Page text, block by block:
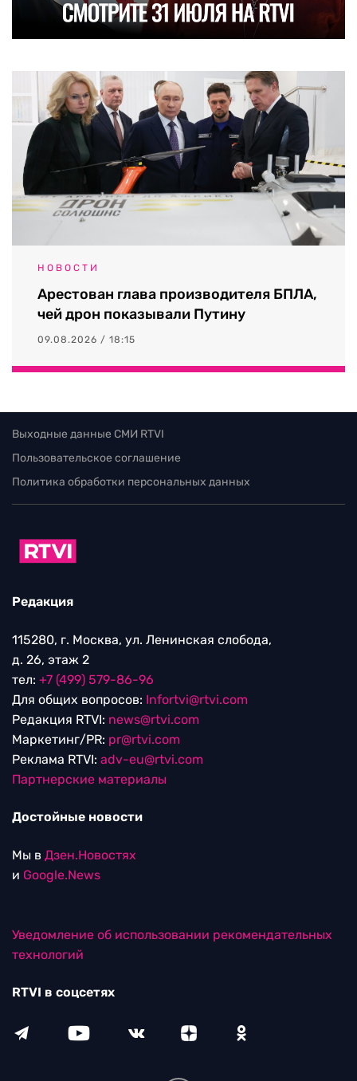
НОВОСТИ
Арестован глава производителя БПЛА,
чей дрон показывали Путину
09.08.2026 / 18:15
Выходные данные СМИ RTVI
Пользовательское соглашение
Политика обработки персональных данных
Редакция
115280, г. Москва, ул. Ленинская слобода,
д. 26, этаж 2
тел: +7 (499) 579-86-96
Для общих вопросов: Infortvi@rtvi.com
Редакция RTVI: news@rtvi.com
Маркетинг/PR: pr@rtvi.com
Реклама RTVI: adv-eu@rtvi.com
Партнерские материалы
Достойные новости
Мы в Дзен.Новостях
и Google.News
Уведомление об использовании рекомендательных
технологий
RTVI в соцсетях